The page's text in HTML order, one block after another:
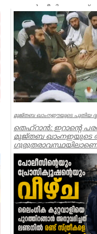
ലണ്ടൻ: ജീവിതച്ചെലവ്
ബന്ധപ്പെട്ട
നേരിട്ടറിയാനും
UK NEWS
മുജ്തബ ഖാംനഈയുടെ പുതിയ
തെഹ്റാൻ: ഇറാന്റെ
മുജ്തബ ഖാംനഇയുടെ
പരക്കുന്ന...
World